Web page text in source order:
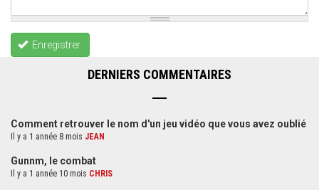
Enregistrer
DERNIERS COMMENTAIRES
Comment retrouver le nom d'un jeu vidéo que vous avez oublié
Il y a 1 année 8 mois JEAN
Gunnm, le combat
Il y a 1 année 10 mois CHRIS